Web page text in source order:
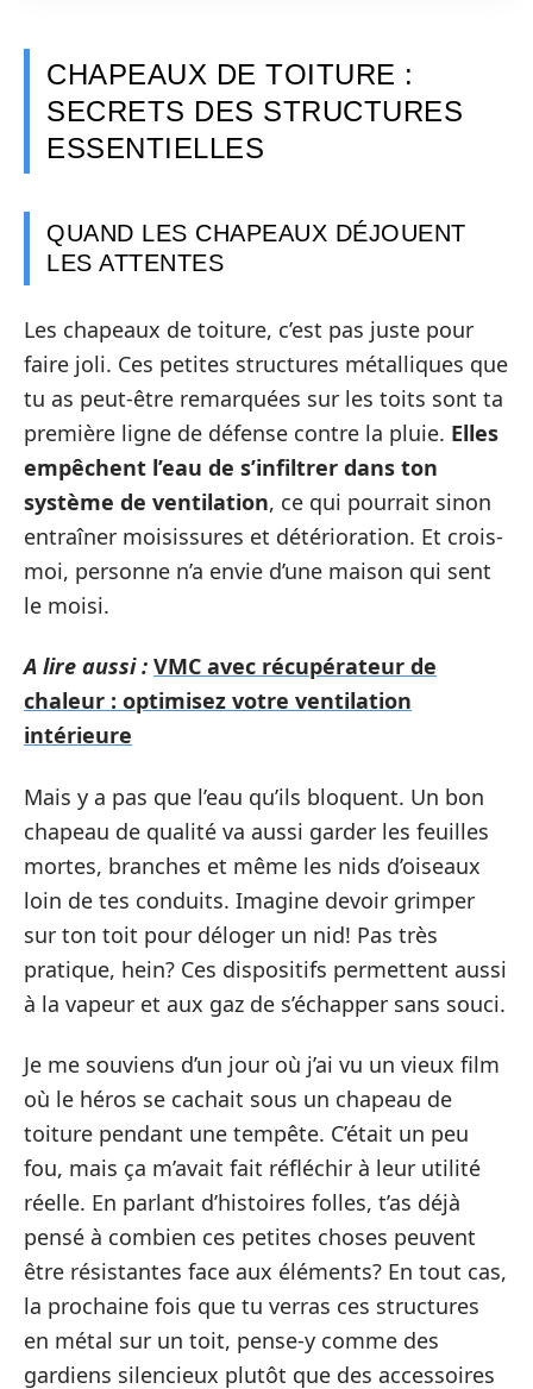
CHAPEAUX DE TOITURE :
SECRETS DES STRUCTURES
ESSENTIELLES
QUAND LES CHAPEAUX DÉJOUENT
LES ATTENTES
Les chapeaux de toiture, c’est pas juste pour
faire joli. Ces petites structures métalliques que
tu as peut-être remarquées sur les toits sont ta
première ligne de défense contre la pluie. Elles
empêchent l’eau de s’infiltrer dans ton
système de ventilation, ce qui pourrait sinon
entraîner moisissures et détérioration. Et crois-
moi, personne n’a envie d’une maison qui sent
le moisi.
A lire aussi : VMC avec récupérateur de
chaleur : optimisez votre ventilation
intérieure
Mais y a pas que l’eau qu’ils bloquent. Un bon
chapeau de qualité va aussi garder les feuilles
mortes, branches et même les nids d’oiseaux
loin de tes conduits. Imagine devoir grimper
sur ton toit pour déloger un nid! Pas très
pratique, hein? Ces dispositifs permettent aussi
à la vapeur et aux gaz de s’échapper sans souci.
Je me souviens d’un jour où j’ai vu un vieux film
où le héros se cachait sous un chapeau de
toiture pendant une tempête. C’était un peu
fou, mais ça m’avait fait réfléchir à leur utilité
réelle. En parlant d’histoires folles, t’as déjà
pensé à combien ces petites choses peuvent
être résistantes face aux éléments? En tout cas,
la prochaine fois que tu verras ces structures
en métal sur un toit, pense-y comme des
gardiens silencieux plutôt que des accessoires